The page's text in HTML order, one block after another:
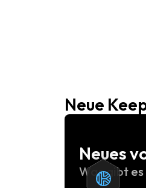
Neue
Neues
Was gibt